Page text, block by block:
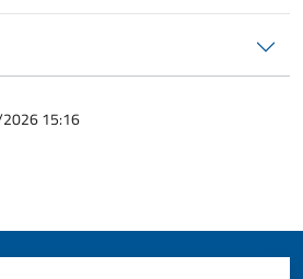
15:16